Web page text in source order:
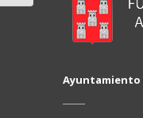
Ayuntamiento